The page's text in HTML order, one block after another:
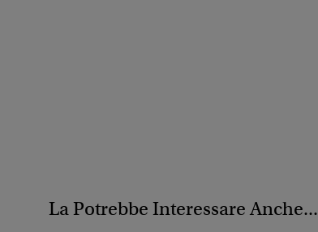
La Potrebbe Interessare Anche...